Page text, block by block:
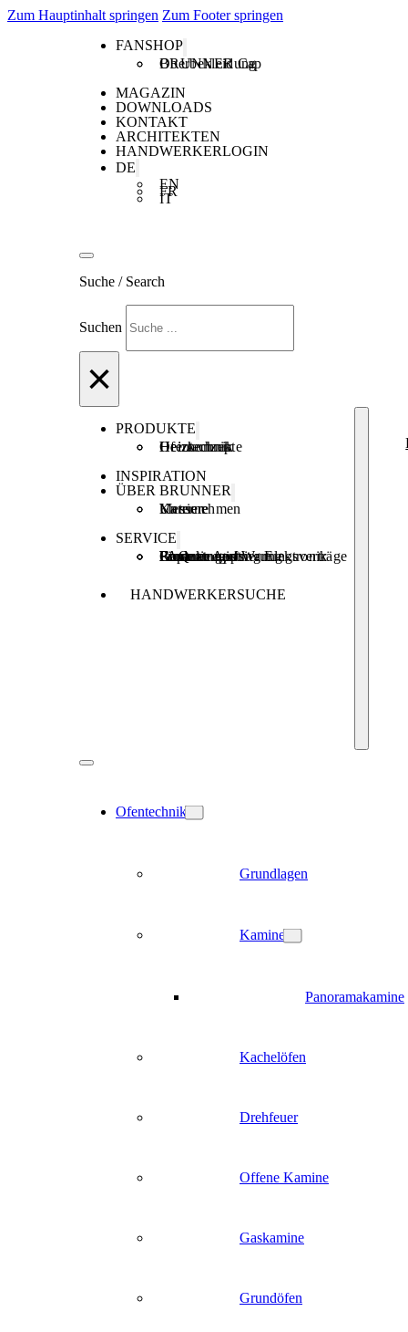
Zum Hauptinhalt springen Zum Footer springen
FANSHOP
Oberbekleidung
BRUNNER Cap
MAGAZIN
DOWNLOADS
KONTAKT
ARCHITEKTEN
HANDWERKERLOGIN
DE
EN
FR
IT
Suche / Search
Suchen
×
PRODUKTE
Ofentechnik
Heiztechnik
Heizkonzepte
INSPIRATION
ÜBER BRUNNER
Unternehmen
Karriere
Messen
SERVICE
Produktregistrierung
Brunner Apps
FAQ
Förderungen
Garantie und Wartungsverträge
Reparaturauftrag Elektronik
HANDWERKERSUCHE
Ofentechnik
Grundlagen
Kamine
Panoramakamine
Kachelöfen
Drehfeuer
Offene Kamine
Gaskamine
Grundöfen